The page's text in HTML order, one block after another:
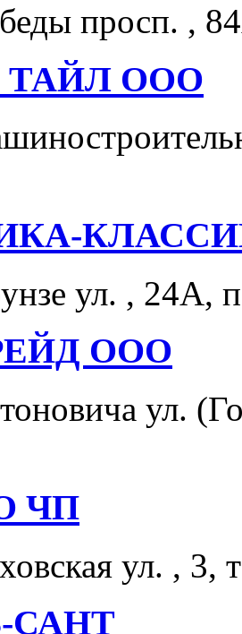
просп. ,
ТАЙЛ ООО
ул. , 24А,
ООО
ул.
ЧП
ул. , 3,
САНТ